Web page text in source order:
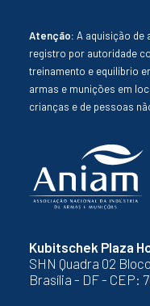
Kubitschek Plaza
SHN Quadra 02 Bloco
Brasília - DF - CEP:
Atenção: A aquisição de
registro por autoridade
treinamento e equilíbrio
armas e munições em
crianças e de pessoas